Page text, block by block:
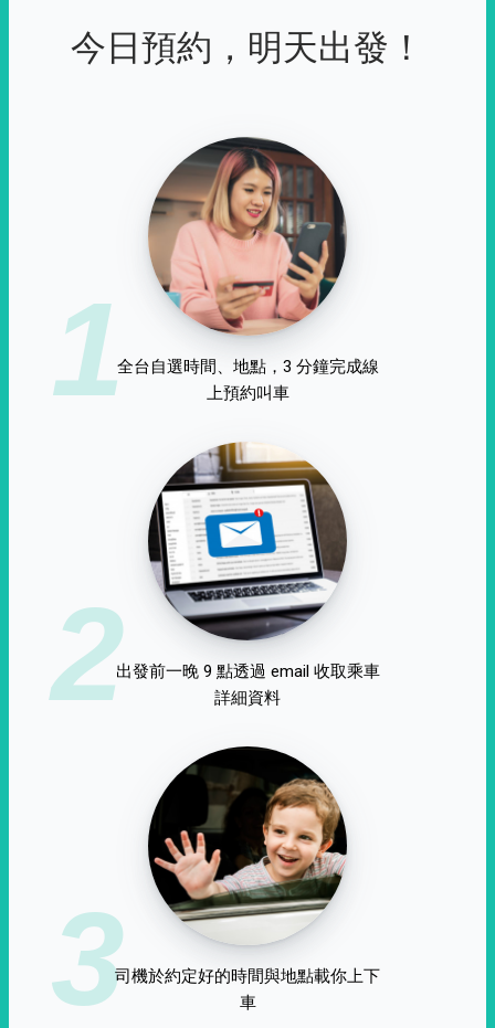
今日預約，明天出發！
1全台自選時間、地點，3 分鐘完成線
上預約叫車
2出發前一晚 9 點透過 email 收取乘車
詳細資料
3司機於約定好的時間與地點載你上下
車